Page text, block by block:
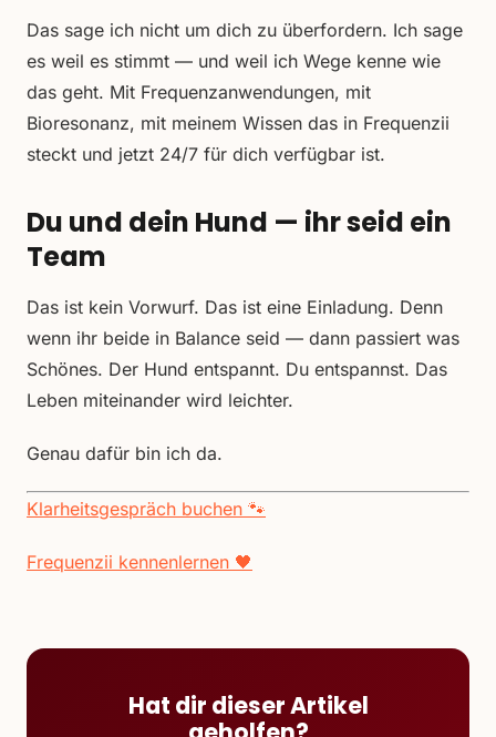
Das sage ich nicht um dich zu überfordern. Ich sage
es weil es stimmt — und weil ich Wege kenne wie
das geht. Mit Frequenzanwendungen, mit
Bioresonanz, mit meinem Wissen das in Frequenzii
steckt und jetzt 24/7 für dich verfügbar ist.
Du und dein Hund — ihr seid ein
Team
Das ist kein Vorwurf. Das ist eine Einladung. Denn
wenn ihr beide in Balance seid — dann passiert was
Schönes. Der Hund entspannt. Du entspannst. Das
Leben miteinander wird leichter.
Genau dafür bin ich da.
Klarheitsgespräch buchen 🐾
Frequenzii kennenlernen 🖤
Hat dir dieser Artikel